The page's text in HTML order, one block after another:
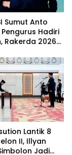
Sumut Anto
Hadiri
Rakerda 2026
Lantik 8
II, Illyan
Jadi